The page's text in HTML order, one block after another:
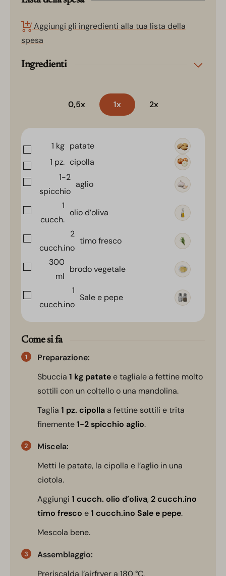
Aggiungi gli ingredienti alla tua lista della
spesa
Ingredienti
0,5x 1x 2x
1 kg patate
1 pz. cipolla
1-2
spicchio
aglio
1
cucch.
olio d’oliva
2
cucch.ino
timo fresco
300
ml
brodo vegetale
1
cucch.ino
Sale e pepe
Come si fa
Preparazione:
Sbuccia 1 kg patatee tagliale a fettine molto
sottili con un coltello o una mandolina.
Taglia 1 pz. cipolla a fettine sottili e trita
finemente1-2 spicchio aglio.
Miscela:
Metti le patate, la cipolla e l’aglio in una
ciotola.
Aggiungi 1 cucch. olio d’oliva, 2 cucch.ino
timo fresco e1 cucch.ino Sale e pepe.
Mescola bene.
Assemblaggio: